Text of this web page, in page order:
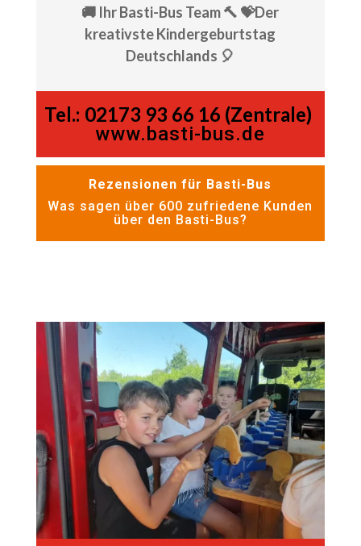
🚚 Ihr Basti-Bus Team 🔨 💝Der
kreativste Kindergeburtstag
Deutschlands 🎈
Tel.: 02173 93 66 16 (Zentrale)
www.basti-bus.de
Rezensionen für Basti-Bus
Was sagen über 600 zufriedene Kunden
über den Basti-Bus?